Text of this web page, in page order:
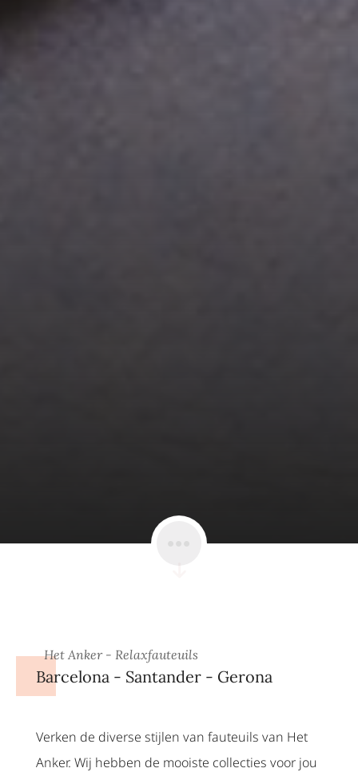
Het Anker - Relaxfauteuils
Barcelona - Santander - Gerona
Verken de diverse stijlen van fauteuils van Het
Anker. Wij hebben de mooiste collecties voor jou